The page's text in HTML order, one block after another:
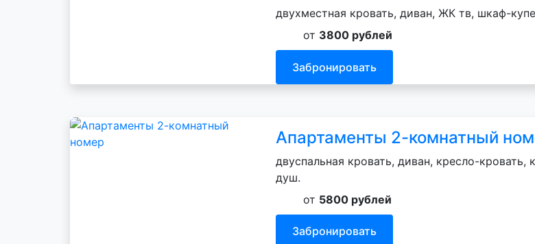
двухместная кровать, диван, ЖК тв, шкаф-
от 3800 рублей
Забронировать
Апартаменты 2-комнатный
двуспальная кровать, диван, кресло-
душ.
от 5800 рублей
Забронировать